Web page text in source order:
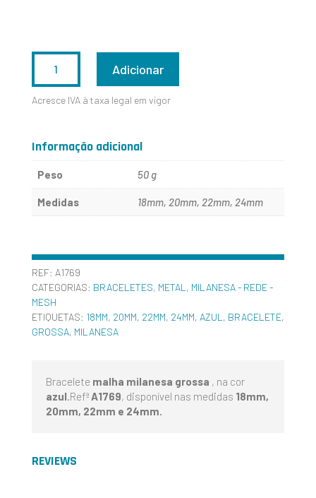
DE
Adicionar
Acresce IVA à taxa legal em vigor
Informação adicional
Peso 50 g
Medidas 18mm, 20mm, 22mm, 24mm
REF: A1769
CATEGORIAS: BRACELETES, METAL , MILANESA - REDE -
MESH
ETIQUETAS: 18MM, 20MM, 22MM, 24MM, AZUL , BRACELETE,
GROSSA, MILANESA
Bracelete malha milanesa grossa , na cor
azul.RefªA1769, disponível nas medidas 18mm,
20mm, 22mm e 24mm.
REVIEWS